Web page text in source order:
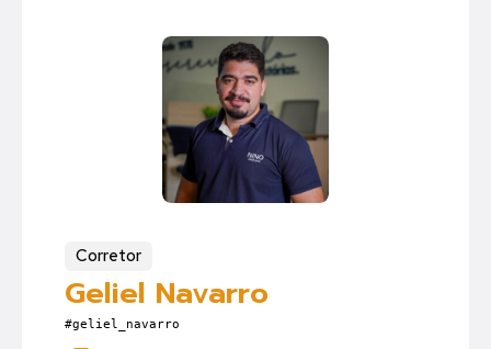
Corretor
Geliel Navarro
#geliel_navarro